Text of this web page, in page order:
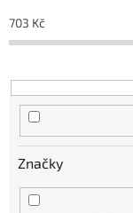
703 Kč
Značky